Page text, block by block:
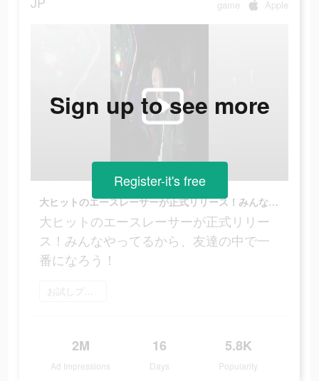
game Apple
大ヒットのエースレーサーが正式リリース！みんなやってるから、友達の中で一番になろう！
大ヒットのエースレーサーが正式リリー
ス！みんなやってるから、友達の中で一
番になろう！
お試しプレイ
2M
Ad Impressions
16
Days
5.8K
Popularity
Sign up to see more
Register-it's free